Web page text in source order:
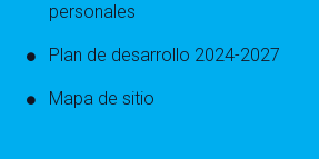
personales
Plan de desarrollo 2024-2027
Mapa de sitio